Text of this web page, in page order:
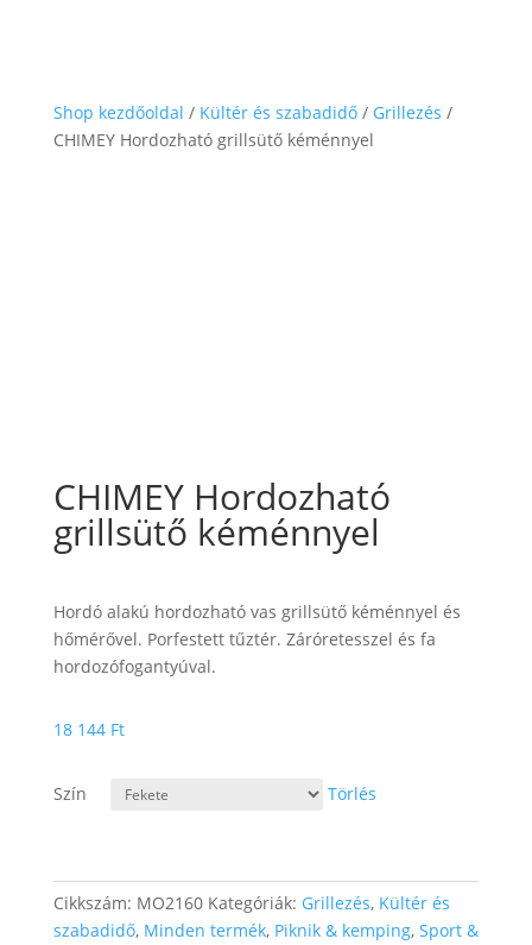
Shop kezdőoldal / Kültér és szabadidő/ Grillezés /
CHIMEY Hordozható grillsütő kéménnyel
CHIMEY Hordozható
grillsütő kéménnyel
Hordó alakú hordozható vas grillsütő kéménnyel és
hőmérővel. Porfestett tűztér. Záróretesszel és fa
hordozófogantyúval.
18 144 Ft
Szín Törlés
Cikkszám: MO2160 Kategóriák: Grillezés, Kültér és
szabadidő, Minden termék, Piknik & kemping, Sport &